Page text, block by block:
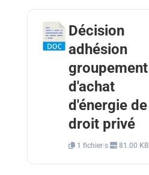
Décision
adhésion
groupement
d'achat
d'énergie de
droit privé
1 fichier·s 81.00 KB